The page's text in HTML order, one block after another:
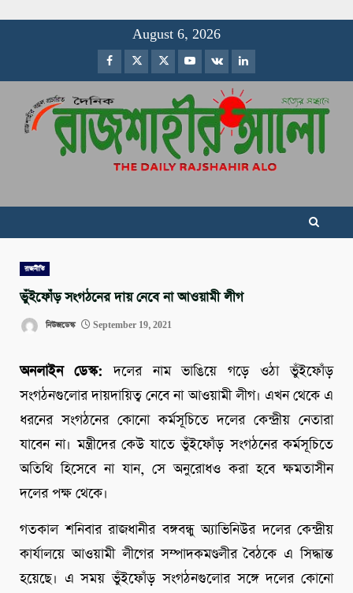
August 6, 2026
Facebook
TwitterInstagram
Youtube
VK LinkedIn
রাজনীতি
ভুঁইফোঁড় সংগঠনের দায় নেবে না আওয়ামী লীগ
নিউজডেস্ক September 19, 2021
অনলাইন ডেস্ক: দলের নাম ভাঙিয়ে গড়ে ওঠা ভুঁইফোঁড়
সংগঠনগুলোর দায়দায়িত্ব নেবে না আওয়ামী লীগ। এখন থেকে এ
ধরনের সংগঠনের কোনো কর্মসূচিতে দলের কেন্দ্রীয় নেতারা
যাবেন না। মন্ত্রীদের কেউ যাতে ভুঁইফোঁড় সংগঠনের কর্মসূচিতে
অতিথি হিসেবে না যান, সে অনুরোধও করা হবে ক্ষমতাসীন
দলের পক্ষ থেকে।
গতকাল শনিবার রাজধানীর বঙ্গবন্ধু অ্যাভিনিউর দলের কেন্দ্রীয়
কার্যালয়ে আওয়ামী লীগের সম্পাদকমণ্ডলীর বৈঠকে এ সিদ্ধান্ত
হয়েছে। এ সময় ভুঁইফোঁড় সংগঠনগুলোর সঙ্গে দলের কোনো